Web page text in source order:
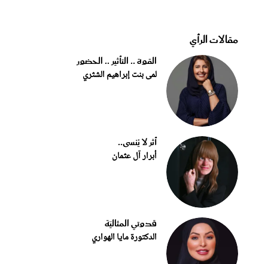
مقالات الرأي
القوة .. التأثير .. الحضور
لمى بنت إبراهيم الشثري
أثر لا يُنسى..
أبرار آل عثمان
قدوتي المثاليّة
الدكتورة مايا الهواري